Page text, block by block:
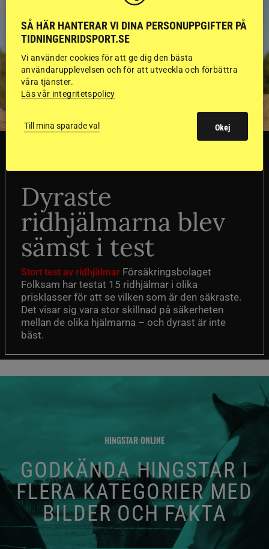
Dyraste
ridhjälmarna blev
sämst i test
Stort test av ridhjälmar Försäkringsbolaget
Folksam har testat 15 ridhjälmar i olika
prisklasser för att se vilken som är den säkraste.
Det visar sig vara stor skillnad på säkerheten
mellan de olika hjälmarna – och dyrast är inte
bäst.
HINGSTAR ONLINE
GODKÄNDA HINGSTAR I
FLERA KATEGORIER MED
BILDER OCH FAKTA
SÅ HÄR HANTERAR VI DINA PERSONUPPGIFTER PÅ
TIDNINGENRIDSPORT.SE
Vi använder cookies för att ge dig den bästa
användarupplevelsen och för att utveckla och förbättra
våra tjänster.
Läs vår integritetspolicy
Till mina sparade val Okej